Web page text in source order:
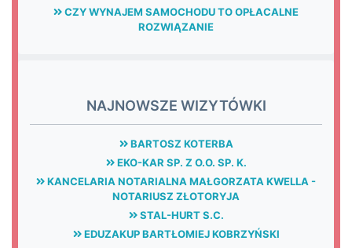
CZY WYNAJEM SAMOCHODU TO OPŁACALNE
ROZWIĄZANIE
NAJNOWSZE WIZYTÓWKI
BARTOSZ KOTERBA
EKO-KAR SP. Z O.O. SP. K.
KANCELARIA NOTARIALNA MAŁGORZATA KWELLA -
NOTARIUSZ ZŁOTORYJA
STAL-HURT S.C.
EDUZAKUP BARTŁOMIEJ KOBRZYŃSKI